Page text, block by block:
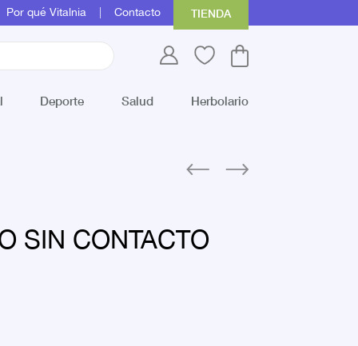
Por qué Vitalnia Contacto TIENDA
Deporte Salud Herbolario
SIN CONTACTO